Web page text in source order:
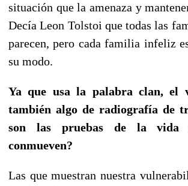
situación que la amenaza y
Decía Leon Tolstoi que todas las
parecen, pero cada familia infeliz
su modo.
Ya que usa la palabra clan, el
también algo de radiografía de
son las pruebas de la vida
conmueven?
Las que muestran nuestra